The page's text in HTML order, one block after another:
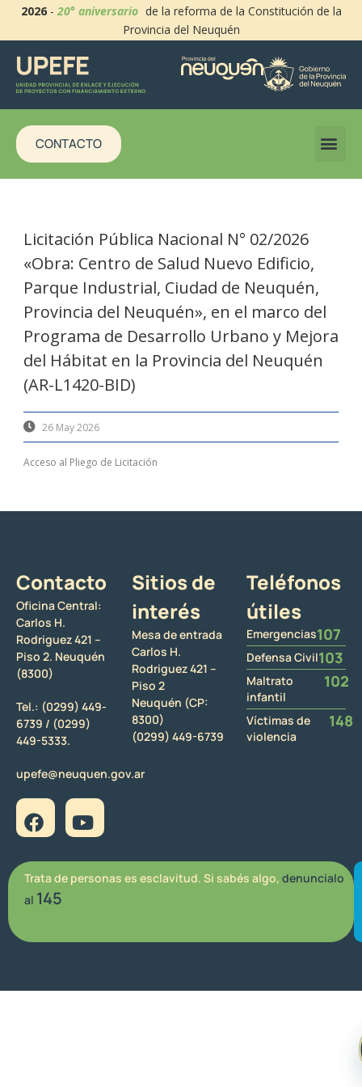
2026-20° aniversario de la reforma de la Constitución de la
Provincia del Neuquén
CONTACTO
Licitación Pública Nacional N° 02/2026
«Obra: Centro de Salud Nuevo Edificio,
Parque Industrial, Ciudad de Neuquén,
Provincia del Neuquén», en el marco del
Programa de Desarrollo Urbano y Mejora
del Hábitat en la Provincia del Neuquén
(AR-L1420-BID)
26 May 2026
Acceso al Pliego de Licitación
Contacto
Oficina Central:
Carlos H.
Rodriguez 421 –
Piso 2. Neuquén
(8300)
Tel.: (0299) 449-
6739 / (0299)
449-5333.
upefe@neuquen.gov.ar
Sitios de
interés
Mesa de entrada
Carlos H.
Rodriguez 421 –
Piso 2
Neuquén (CP:
8300)
(0299) 449-6739
Teléfonos
útiles
Emergencias107
Defensa Civil103
Maltrato
infantil
102
Víctimas de
violencia
148
Trata de personas es esclavitud. Si sabés algo, denuncialo
al 145